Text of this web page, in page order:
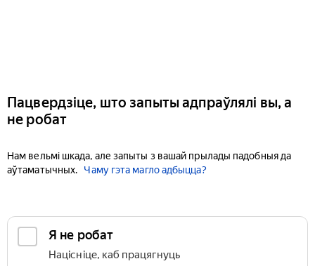
Пацвердзіце, што запыты адпраўлялі вы, а
не робат
Нам вельмі шкада, але запыты з вашай прылады падобныя да
аўтаматычных.
Чаму гэта магло адбыцца?
Я не робат
Націсніце, каб працягнуць